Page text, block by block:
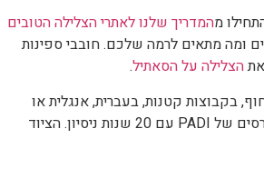
מהמדריך שלנו לאתרי הצלילה הטובים
ומה מתאים לרמה שלכם. חובבי ספינות
הצלילה על הסאתיל.
בקבוצות קטנות, בעברית, אנגלית או
רוסית, בהובלת מנהל קורסים של PADI עם 20 שנות ניסיון. הציוד